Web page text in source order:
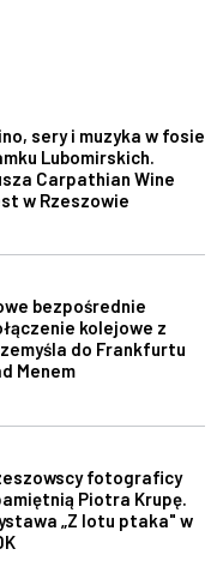
sery i muzyka w fosie
Lubomirskich.
Carpathian Wine
w Rzeszowie
bezpośrednie
kolejowe z
do Frankfurtu
Menem
fotograficy
Piotra Krupę.
„Z lotu ptaka" w